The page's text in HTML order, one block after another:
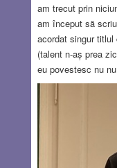
am trecut prin
am început să
acordat singur
(talent n-aș prea
eu povestesc nu
cu fraze scrise.
engleză se
continuat
diferența între
nu s-a gândit să
pune narațiunea în